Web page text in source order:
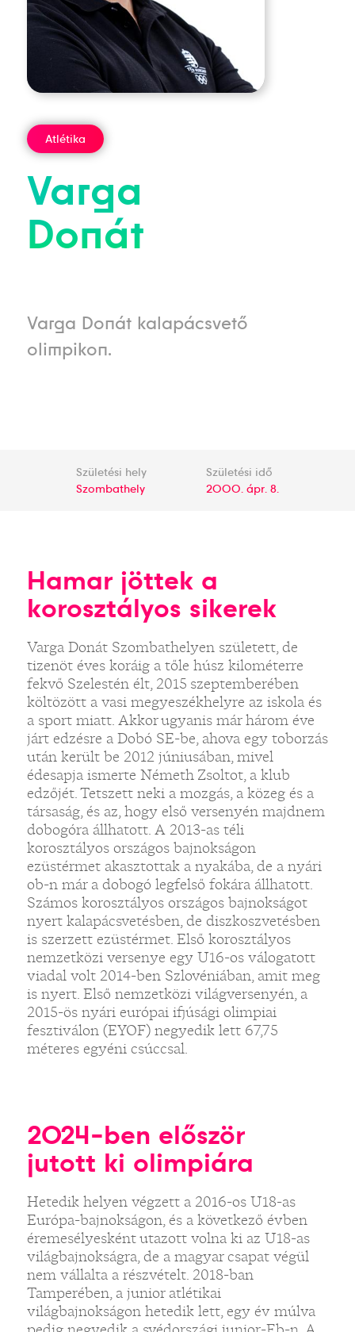
Atlétika
Varga
Donát
Varga Donát kalapácsvető
olimpikon.
Születési hely
Szombathely
Születési idő
2000. ápr. 8.
Hamar jöttek a
korosztályos sikerek
Varga Donát Szombathelyen született, de
tizenöt éves koráig a tőle húsz kilométerre
fekvő Szelestén élt, 2015 szeptemberében
költözött a vasi megyeszékhelyre az iskola és
a sport miatt. Akkor ugyanis már három éve
járt edzésre a Dobó SE-be, ahova egy toborzás
után került be 2012 júniusában, mivel
édesapja ismerte Németh Zsoltot, a klub
edzőjét. Tetszett neki a mozgás, a közeg és a
társaság, és az, hogy első versenyén majdnem
dobogóra állhatott. A 2013-as téli
korosztályos országos bajnokságon
ezüstérmet akasztottak a nyakába, de a nyári
ob-n már a dobogó legfelső fokára állhatott.
Számos korosztályos országos bajnokságot
nyert kalapácsvetésben, de diszkoszvetésben
is szerzett ezüstérmet. Első korosztályos
nemzetközi versenye egy U16-os válogatott
viadal volt 2014-ben Szlovéniában, amit meg
is nyert. Első nemzetközi világversenyén, a
2015-ös nyári európai ifjúsági olimpiai
fesztiválon (EYOF) negyedik lett 67,75
méteres egyéni csúccsal.
2024-ben először
jutott ki olimpiára
Hetedik helyen végzett a 2016-os U18-as
Európa-bajnokságon, és a következő évben
éremesélyesként utazott volna ki az U18-as
világbajnokságra, de a magyar csapat végül
nem vállalta a részvételt. 2018-ban
Tamperében, a junior atlétikai
világbajnokságon hetedik lett, egy év múlva